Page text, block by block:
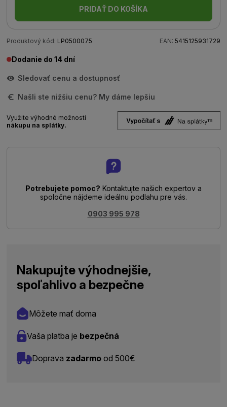
PRIDAŤ DO KOŠÍKA
Produktový kód: LP0500075 EAN: 5415125931729
Dodanie do 14 dní
Sledovať cenu a dostupnosť
Našli ste nižšiu cenu? My dáme lepšiu
Využite výhodné možnosti
nákupu na splátky.
Potrebujete pomoc? Kontaktujte našich expertov a
spoločne nájdeme ideálnu podlahu pre vás.
0903 995 978
Nakupujte výhodnejšie,
spoľahlivo a bezpečne
Môžete mať doma
Vaša platba je bezpečná
Doprava zadarmo od 500€